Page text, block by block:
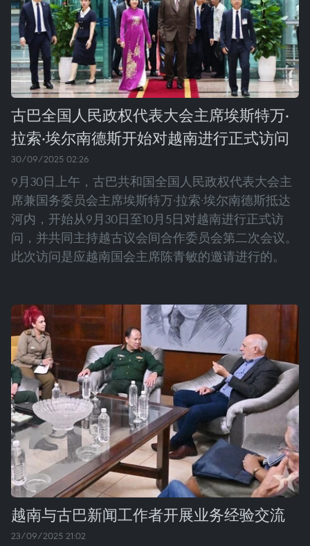
古巴全国人民政权代表大会主席埃斯特万·
拉索·埃尔南德斯开始对越南进行正式访问
30/09/2025 02:26
9月30日上午，古巴共和国全国人民政权代表大会主
席兼国务委员会主席埃斯特万·拉索·埃尔南德斯抵达
河内，开始从9月30日至10月5日对越南进行正式访
问，并共同主持越古议会间合作委员会第二次会议。
此次访问是应越南国会主席陈青敏的邀请进行的。
越南与古巴新闻工作者开展业务经验交流
23/09/2025 21:02